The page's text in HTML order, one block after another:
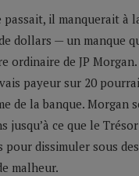
il manquerait à
dollars — un manque
ordinaire de JP Morgan.
payeur sur 20
de la banque. Morgan
jusqu’à ce que le
pour dissimuler sous
malheur.